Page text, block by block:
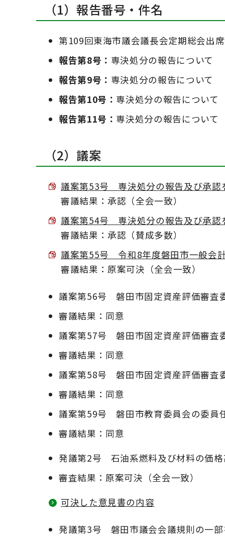
（1）報告番号・件名
第109回東海市議会議長会定期総会出
報告第8号： 専決処分の報告について
報告第9号： 専決処分の報告について
報告第10号： 専決処分の報告について
報告第11号： 専決処分の報告について
（2）議案
議案第53号 専決処分の報告及び承認
審議結果：承認（全会一致）
議案第54号 専決処分の報告及び承認
審議結果：承認（賛成多数）
議案第55号 令和8年度磐田市一般会
審議結果：原案可決（全会一致）
議案第56号 磐田市固定資産評価審査
審議結果：同意
議案第57号 磐田市固定資産評価審査
審議結果：同意
議案第58号 磐田市固定資産評価審査
審議結果：同意
議案第59号 磐田市教育委員会の委員
審議結果：同意
発議第2号 石油系燃料及び材料の価格
審査結果：原案可決（全会一致）
可決した意見書の内容
発議第3号 磐田市議会会議規則の一部